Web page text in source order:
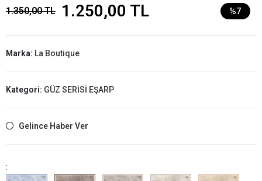
1.350,00 TL 1.250,00 TL %7
Marka: La Boutique
Kategori: GÜZ SERİSİ EŞARP
Gelince Haber Ver
: